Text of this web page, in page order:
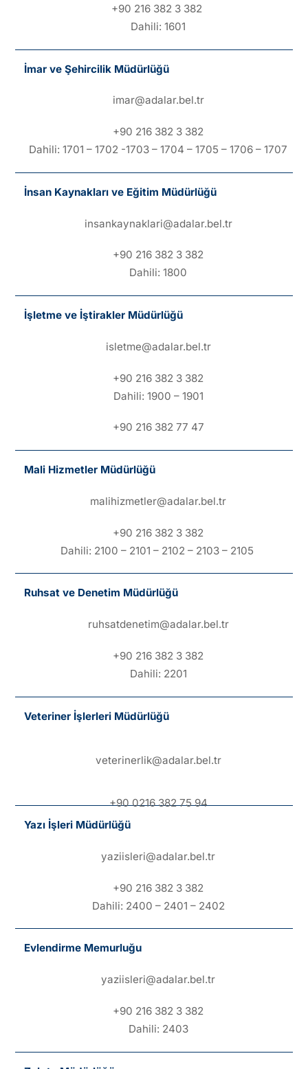
+90 216 382 3 382
Dahili: 1601
İmar ve Şehircilik Müdürlüğü
imar@adalar.bel.tr
+90 216 382 3 382
Dahili: 1701 – 1702 -1703 – 1704 – 1705 – 1706 – 1707
İnsan Kaynakları ve Eğitim Müdürlüğü
insankaynaklari@adalar.bel.tr
+90 216 382 3 382
Dahili: 1800
İşletme ve İştirakler Müdürlüğü
isletme@adalar.bel.tr
+90 216 382 3 382
Dahili: 1900 – 1901
+90 216 382 77 47
Mali Hizmetler Müdürlüğü
malihizmetler@adalar.bel.tr
+90 216 382 3 382
Dahili: 2100 – 2101 – 2102 – 2103 – 2105
Ruhsat ve Denetim Müdürlüğü
ruhsatdenetim@adalar.bel.tr
+90 216 382 3 382
Dahili: 2201
Veteriner İşlerleri Müdürlüğü
veterinerlik@adalar.bel.tr
+90 0216 382 75 94
Yazı İşleri Müdürlüğü
yaziisleri@adalar.bel.tr
+90 216 382 3 382
Dahili: 2400 – 2401 – 2402
Evlendirme Memurluğu
yaziisleri@adalar.bel.tr
+90 216 382 3 382
Dahili: 2403